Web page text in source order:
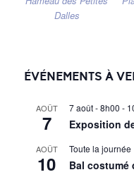
Dalles
ÉVÉNEMENTS À
AOÛT
7
7 août - 8h00 -
Exposition
AOÛT
10
Toute la journée
Bal costumé